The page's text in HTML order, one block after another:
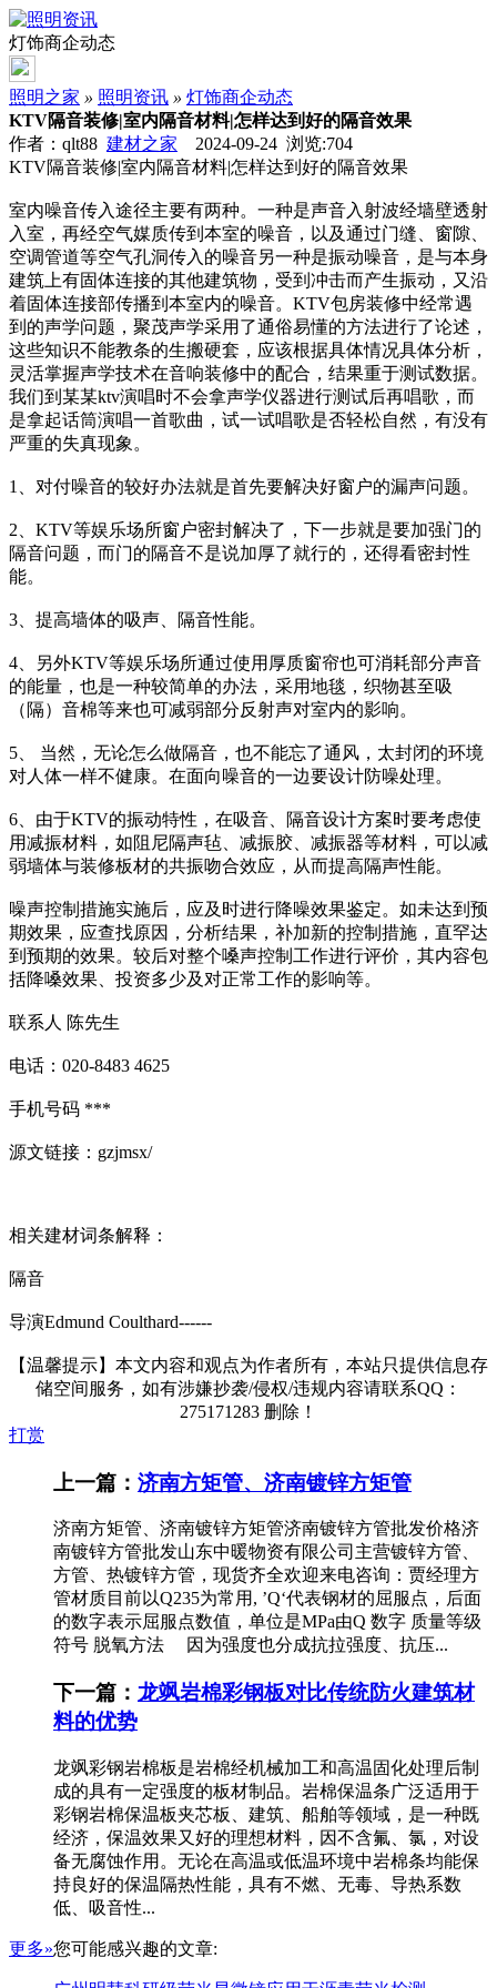
灯饰商企动态
照明之家 » 照明资讯 » 灯饰商企动态
KTV隔音装修|室内隔音材料|怎样达到好的隔音效果
作者：qlt88 建材之家 2024-09-24 浏览:704
KTV隔音装修|室内隔音材料|怎样达到好的隔音效果
室内噪音传入途径主要有两种。一种是声音入射波经墙壁透射
入室，再经空气媒质传到本室的噪音，以及通过门缝、窗隙、
空调管道等空气孔洞传入的噪音另一种是振动噪音，是与本身
建筑上有固体连接的其他建筑物，受到冲击而产生振动，又沿
着固体连接部传播到本室内的噪音。KTV包房装修中经常遇
到的声学问题，聚茂声学采用了通俗易懂的方法进行了论述，
这些知识不能教条的生搬硬套，应该根据具体情况具体分析，
灵活掌握声学技术在音响装修中的配合，结果重于测试数据。
我们到某某ktv演唱时不会拿声学仪器进行测试后再唱歌，而
是拿起话筒演唱一首歌曲，试一试唱歌是否轻松自然，有没有
严重的失真现象。
1、对付噪音的较好办法就是首先要解决好窗户的漏声问题。
2、KTV等娱乐场所窗户密封解决了，下一步就是要加强门的
隔音问题，而门的隔音不是说加厚了就行的，还得看密封性
能。
3、提高墙体的吸声、隔音性能。
4、另外KTV等娱乐场所通过使用厚质窗帘也可消耗部分声音
的能量，也是一种较简单的办法，采用地毯，织物甚至吸
（隔）音棉等来也可减弱部分反射声对室内的影响。
5、 当然，无论怎么做隔音，也不能忘了通风，太封闭的环境
对人体一样不健康。在面向噪音的一边要设计防噪处理。
6、由于KTV的振动特性，在吸音、隔音设计方案时要考虑使
用减振材料，如阻尼隔声毡、减振胶、减振器等材料，可以减
弱墙体与装修板材的共振吻合效应，从而提高隔声性能。
噪声控制措施实施后，应及时进行降噪效果鉴定。如未达到预
期效果，应查找原因，分析结果，补加新的控制措施，直罕达
到预期的效果。较后对整个嗓声控制工作进行评价，其内容包
括降嗓效果、投资多少及对正常工作的影响等。
联系人 陈先生
电话：020-8483 4625
手机号码 ***
源文链接：gzjmsx/
相关建材词条解释：
隔音
导演Edmund Coulthard------
【温馨提示】本文内容和观点为作者所有，本站只提供信息存
储空间服务，如有涉嫌抄袭/侵权/违规内容请联系QQ：
275171283 删除！
打赏
上一篇： 济南方矩管、济南镀锌方矩管
济南方矩管、济南镀锌方矩管济南镀锌方管批发价格济
南镀锌方管批发山东中暖物资有限公司主营镀锌方管、
方管、热镀锌方管，现货齐全欢迎来电咨询：贾经理方
管材质目前以Q235为常用, ’Q‘代表钢材的屈服点，后面
的数字表示屈服点数值，单位是MPa由Q 数字 质量等级
符号 脱氧方法 因为强度也分成抗拉强度、抗压...
下一篇： 龙飒岩棉彩钢板对比传统防火建筑材
料的优势
龙飒彩钢岩棉板是岩棉经机械加工和高温固化处理后制
成的具有一定强度的板材制品。岩棉保温条广泛适用于
彩钢岩棉保温板夹芯板、建筑、船舶等领域，是一种既
经济，保温效果又好的理想材料，因不含氟、氯，对设
备无腐蚀作用。无论在高温或低温环境中岩棉条均能保
持良好的保温隔热性能，具有不燃、无毒、导热系数
低、吸音性...
更多»您可能感兴趣的文章: